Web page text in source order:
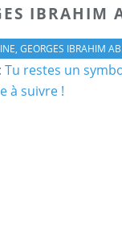
IBRAHIM
, GEORGES IBRAHIM ABDALLAH